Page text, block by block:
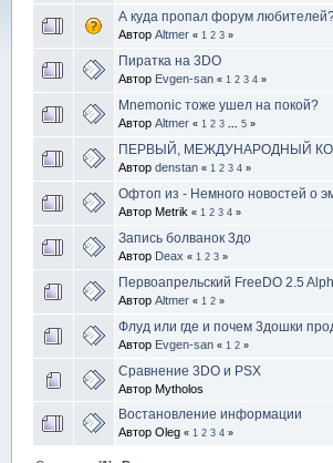
А куда пропал форум
Автор Altmer « 1 2 3»
Пиратка на 3DO
Автор Evgen-san « 1 2 3 4»
Mnemonic тоже ушел на покой?
Автор Altmer « 1 2 3 5»
ПЕРВЫЙ, МЕЖДУНАРОДНЫЙ
Автор denstan « 1 2 3 4»
Офтоп из - Немного новостей о
Автор Metrik « 1 2 3 4»
Запись болванок 3до
Автор Deax « 1 2 3»
Первоапрельский FreeDO 2.5
Автор Altmer « 1 2»
Флуд или где и почем 3дошки
Автор Evgen-san « 1 2»
Сравнение 3DO и PSX
Автор Mytholos
Востановление информации
Автор Oleg « 1 2 3 4»